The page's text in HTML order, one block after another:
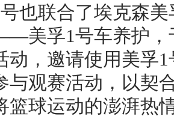
也联合了埃克森
美孚1号车养护，
动，邀请使用美孚
与观赛活动，以契
篮球运动的澎湃热